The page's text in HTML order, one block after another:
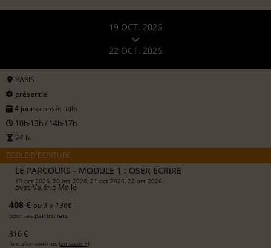
19 OCT. 2026
22 OCT. 2026
PARIS
présentiel
4 jours consécutifs
10h-13h / 14h-17h
24 h.
ÉCOLE D'ÉCRITURE
LE PARCOURS - MODULE 1 : OSER ÉCRIRE
19 oct 2026, 20 oct 2026, 21 oct 2026, 22 oct 2026
avec Valérie Mello
408 € ou 3 x 136€
pour les particuliers
816 €
formation continue (en savoir +)